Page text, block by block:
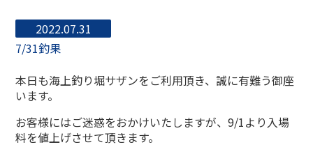
2022.07.31
7/31釣果
本日も海上釣り堀サザンをご利用頂き、誠に有難う御座
います。
お客様にはご迷惑をおかけいたしますが、9/1より入場
料を値上げさせて頂きます。